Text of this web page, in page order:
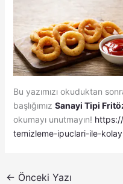
Bu yazımızı okuduktan
başlığımız Sanayi Tipi
okumayı unutmayın!
temizleme-ipuclari-ile-
← Önceki Yazı